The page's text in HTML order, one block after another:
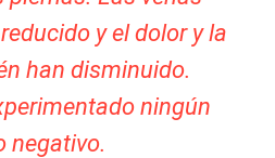
y el dolor y la
han disminuido.
ningún
negativo.